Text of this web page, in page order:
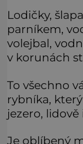
Lodičky,
parníkem,
volejbal,
v korunách
To všechno
rybníka,
jezero, lidově
Je oblíbený